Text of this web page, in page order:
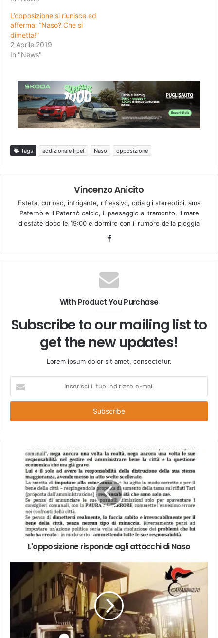
L’opposizione si riunisce ed
afferma: “Naso? Che si
dimetta!”
2 Aprile 2019
In "News"
Tags addizionale Irpef Naso opposizione
Vincenzo Anicito
Esteta, curioso, intrigante, riflessivo, odia gli stereotipi, ama
Paternò e il Paternò calcio, il paesaggio al tramonto, il mare
d'estate dopo le 19:00 e dormire con il rumore della pioggia
Facebook
With Product You Purchase
Subscribe to our mailing list to
get the new updates!
Lorem ipsum dolor sit amet, consectetur.
tuo
e-
mail
L'opposizione risponde agli attacchi di Naso